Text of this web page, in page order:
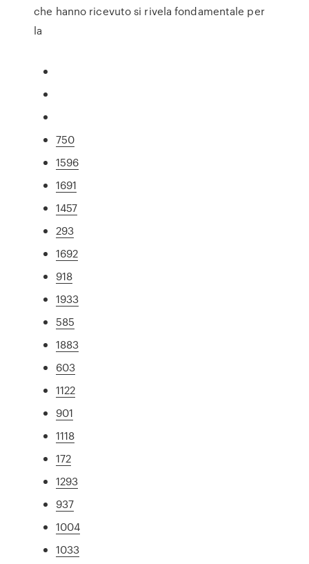
che hanno ricevuto si rivela fondamentale per
la
750
1596
1691
1457
293
1692
918
1933
585
1883
603
1122
901
1118
172
1293
937
1004
1033